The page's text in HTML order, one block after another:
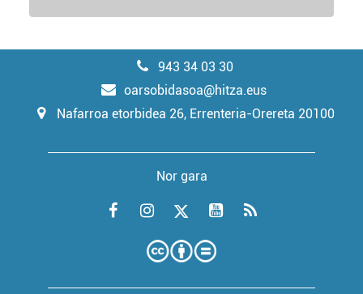
943 34 03 30
oarsobidasoa@hitza.eus
Nafarroa etorbidea 26, Errenteria-Orereta 20100
Nor gara